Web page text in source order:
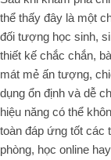
thể thấy đây là một
đối tượng học sinh,
thiết kế chắc chắn,
mát mẻ ấn tượng,
dụng ổn định và dễ
hiệu năng có thể
toàn đáp ứng tốt các
phòng, học online